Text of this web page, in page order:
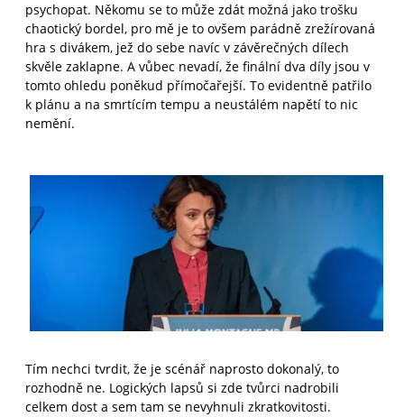
psychopat. Někomu se to může zdát možná jako trošku
chaotický bordel, pro mě je to ovšem parádně zrežírovaná
hra s divákem, jež do sebe navíc v závěrečných dílech
skvěle zaklapne. A vůbec nevadí, že finální dva díly jsou v
tomto ohledu poněkud přímočařejší. To evidentně patřilo
k plánu a na smrtícím tempu a neustálém napětí to nic
nemění.
Tím nechci tvrdit, že je scénář naprosto dokonalý, to
rozhodně ne. Logických lapsů si zde tvůrci nadrobili
celkem dost a sem tam se nevyhnuli zkratkovitosti.